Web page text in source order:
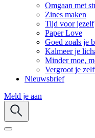
Omgaan met
Zines maken
Tijd voor jezelf
Paper Love
Goed zoals je
Kalmeer je
Minder moe,
Vergroot je
Nieuwsbrief
Meld je aan